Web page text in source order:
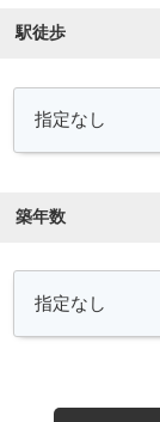
駅徒歩
築年数